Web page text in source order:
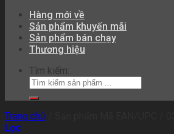
Hàng mới về
Sản phẩm khuyến mãi
Sản phẩm bán chạy
Thương hiệu
Tìm kiếm:
Trang chủ
Lọc